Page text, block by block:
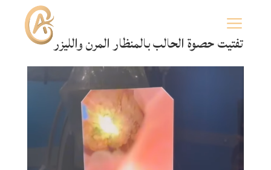
a
تفتيت حصوة الحالب بالمنظار المرن والليزر